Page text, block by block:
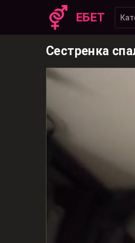
ЕБЕТ
Сестренка